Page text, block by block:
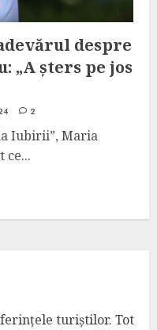
despre
„A șters pe jos
2
Iubirii”, Maria
ce...
turiștilor. Tot